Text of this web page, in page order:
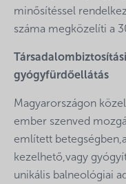
minősítéssel
száma megközelíti a
gyógyfürdőellátás
Magyarországon
ember szenved
említett
kezelhető,vagy
unikális balneológiai